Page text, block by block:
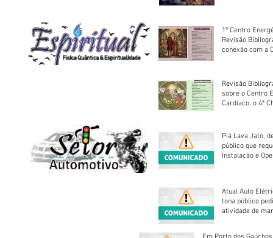
1º Centro
Revisão
conexão com a
Revisão
sobre o Centro
Cardíaco, o 4ª
Piá Lava Jato,
público que
Instalação e
Atual Auto
tona público
atividade de